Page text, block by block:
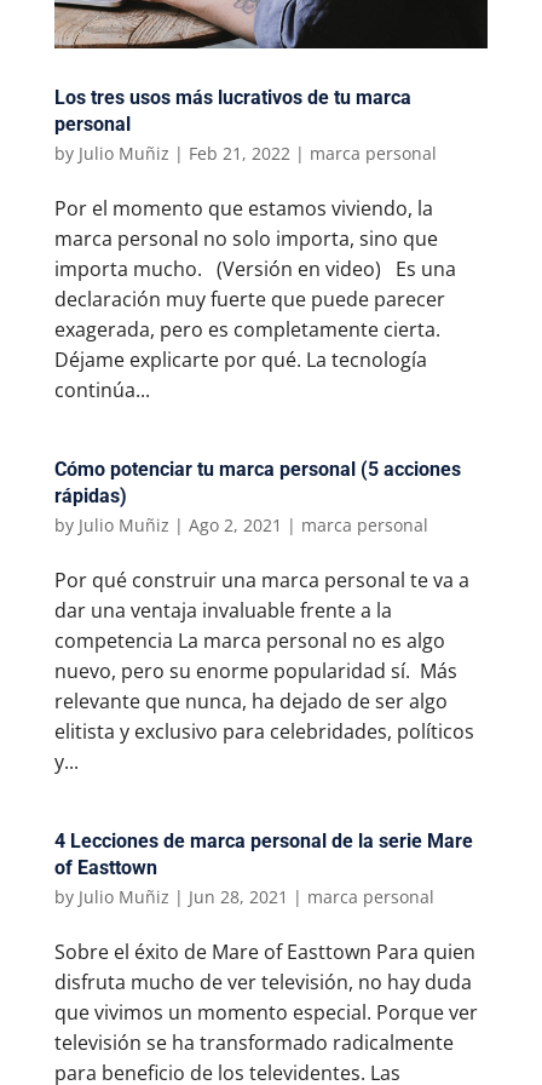
Los tres usos más lucrativos de tu marca
personal
by Julio Muñiz | Feb 21, 2022| marca personal
Por el momento que estamos viviendo, la
marca personal no solo importa, sino que
importa mucho. (Versión en video) Es una
declaración muy fuerte que puede parecer
exagerada, pero es completamente cierta.
Déjame explicarte por qué. La tecnología
continúa...
Cómo potenciar tu marca personal (5 acciones
rápidas)
by Julio Muñiz | Ago 2, 2021 | marca personal
Por qué construir una marca personal te va a
dar una ventaja invaluable frente a la
competencia La marca personal no es algo
nuevo, pero su enorme popularidad sí. Más
relevante que nunca, ha dejado de ser algo
elitista y exclusivo para celebridades, políticos
y...
4 Lecciones de marca personal de la serie Mare
of Easttown
by Julio Muñiz | Jun 28, 2021 | marca personal
Sobre el éxito de Mare of Easttown Para quien
disfruta mucho de ver televisión, no hay duda
que vivimos un momento especial. Porque ver
televisión se ha transformado radicalmente
para beneficio de los televidentes. Las